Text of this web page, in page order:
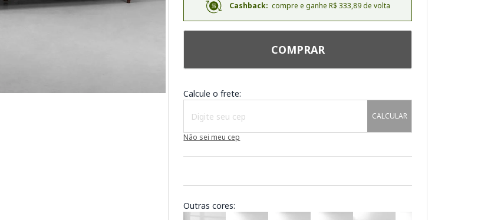
Cashback: compre e ganhe R$ 333,89 de volta
COMPRAR
Calcule o frete:
CALCULAR
Não sei meu cep
Outras cores: